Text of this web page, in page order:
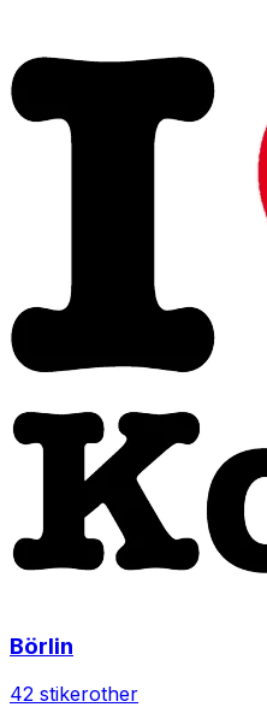
Börlin
42 stikerother